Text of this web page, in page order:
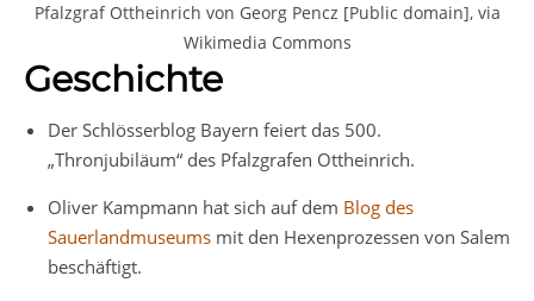
Pfalzgraf Ottheinrich von Georg Pencz [Public domain], via
Wikimedia Commons
Geschichte
Der Schlösserblog Bayern feiert das 500.
„Thronjubiläum“ des Pfalzgrafen Ottheinrich.
Oliver Kampmann hat sich auf dem Blog des
Sauerlandmuseums mit den Hexenprozessen von Salem
beschäftigt.